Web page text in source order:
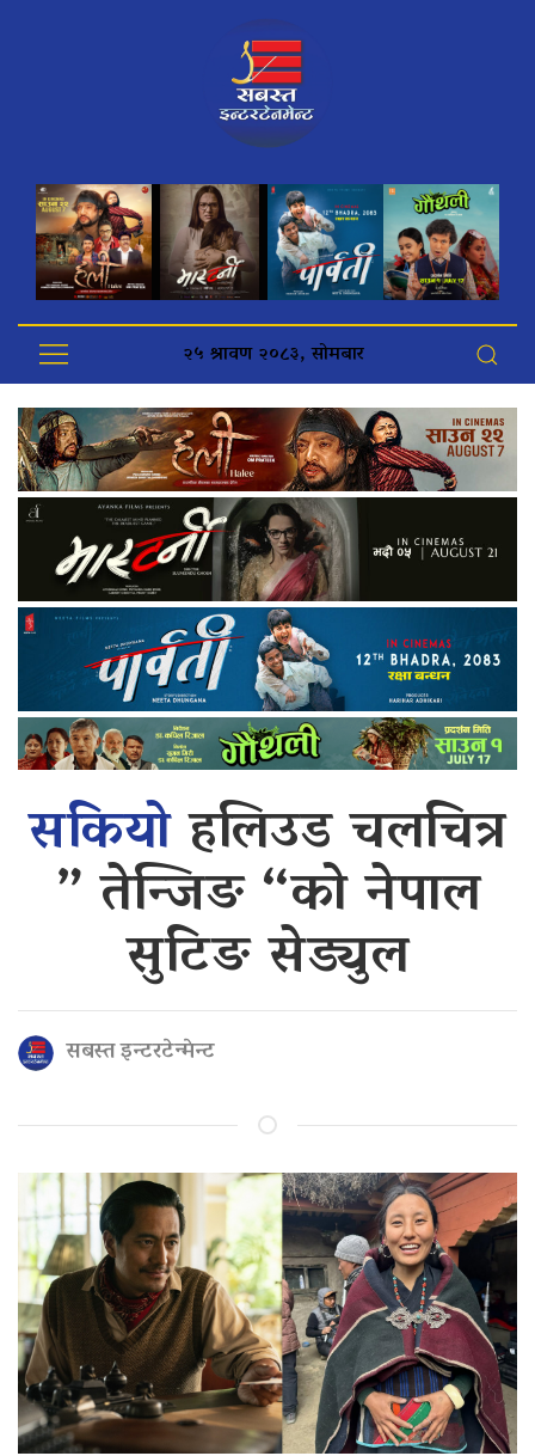
२५ श्रावण २०८३, सोमबार
सकियोहलिउड चलचित्र
” तेन्जिङ “को नेपाल
सुटिङ सेड्युल
सबस्त इन्टरटेन्मेन्ट